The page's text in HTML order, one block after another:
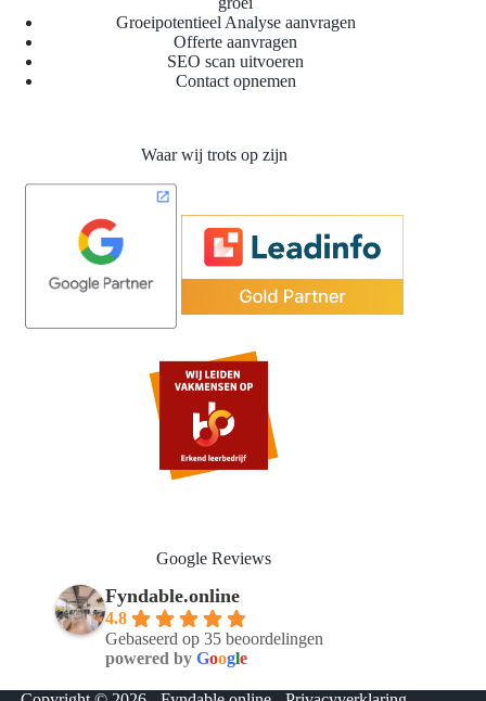
Groeipotentieel Analyse aanvragen
Offerte aanvragen
SEO scan uitvoeren
Contact opnemen
Waar wij trots op zijn
Google Reviews
Fyndable.online
4.8
Gebaseerd op 35 beoordelingen
powered byGoogle